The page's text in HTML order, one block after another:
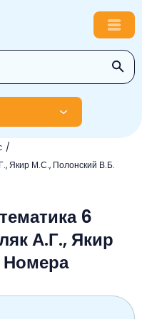
Якир М.С., Полонский В.Б.
мир
мир
6
А.Г., Якир